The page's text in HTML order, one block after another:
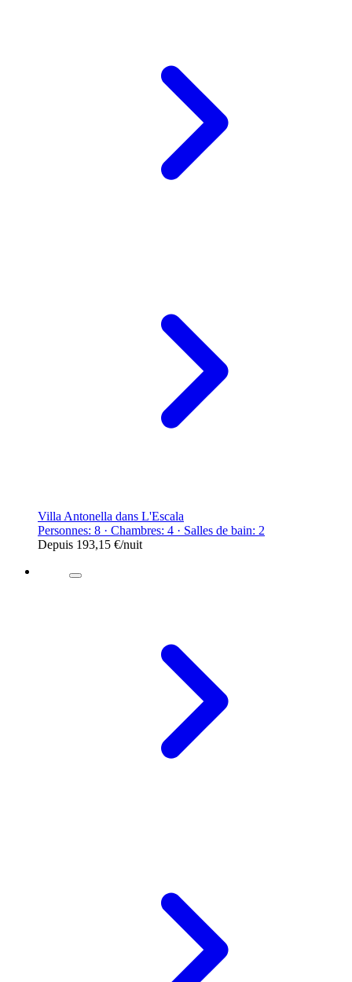
Villa Antonella dans L'Escala
Personnes: 8 · Chambres: 4 · Salles de bain: 2
Depuis 193,15 €/nuit